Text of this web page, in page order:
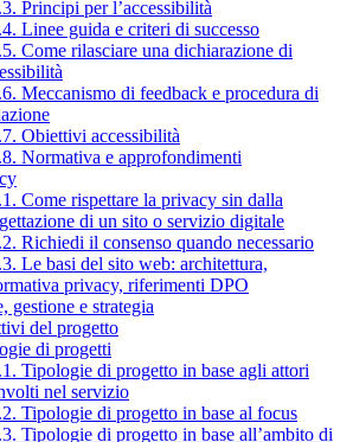
Principi per l’accessibilità
Linee guida e criteri di successo
Come rilasciare una dichiarazione di
Meccanismo di feedback e procedura di
Obiettivi accessibilità
Normativa e approfondimenti
Come rispettare la privacy sin dalla
di un sito o servizio digitale
Richiedi il consenso quando necessario
Le basi del sito web: architettura,
privacy, riferimenti DPO
gestione e strategia
del progetto
di progetti
Tipologie di progetto in base agli attori
nel servizio
Tipologie di progetto in base al focus
Tipologie di progetto in base all’ambito di